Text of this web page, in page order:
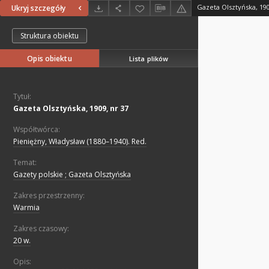
Ukryj szczegóły Gazeta Olsztyńska,
Struktura obiektu
Opis obiektu Lista plików
Tytuł:
Gazeta Olsztyńska, 1909, nr 37
Współtwórca:
Pieniężny, Władysław (1880–1940). Red.
Temat:
Gazety polskie ; Gazeta Olsztyńska
Zakres przestrzenny:
Warmia
Zakres czasowy:
20 w.
Opis: